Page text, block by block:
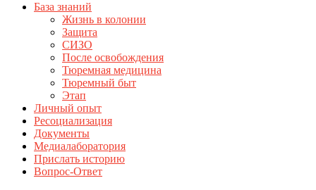
База знаний
Жизнь в колонии
Защита
СИЗО
После освобождения
Тюремная медицина
Тюремный быт
Этап
Личный опыт
Ресоциализация
Документы
Медиалаборатория
Прислать историю
Вопрос-Ответ